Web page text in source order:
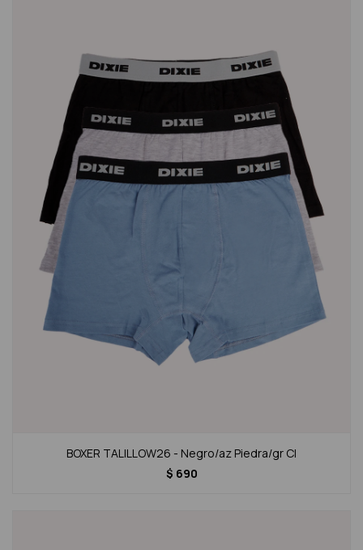
BOXER TALILLOW26 - Negro/az Piedra/gr Cl
$ 690